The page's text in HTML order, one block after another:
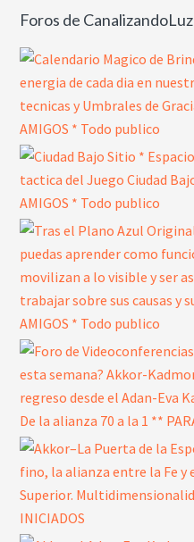
Foros de CanalizandoLuz